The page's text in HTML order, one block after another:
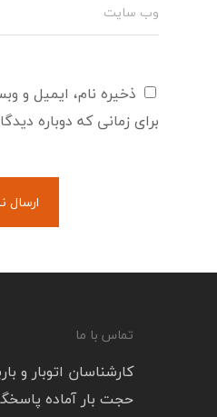
وب سایت
ذخیره نام، ایمیل و
برای زمانی که دوباره
تماس با ما
کارشناسان اتوبار و
حجت بار آماده